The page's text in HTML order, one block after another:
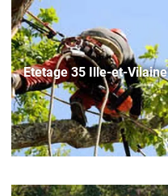
Etetage 35 Ille-et-Vilaine